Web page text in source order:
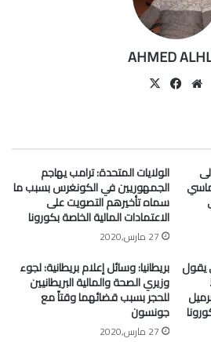
AHMED
موقعفيسبوك
الولايات المتحدة: ترامب يهاجم
الجمهوريين في الكونغرس بسبب ما
سماه تأخيرهم التصويت على
الاعتمادات المالية الخاصة بكورونا
27 مارس,2020
يقول
برميل
بريطانيا: وسائل إعلام بريطانية: لجوء
وزيري الصحة والمالية البريطانيين
للحجر بسبب قضائهما وقتاً مع
جونسون
27 مارس,2020